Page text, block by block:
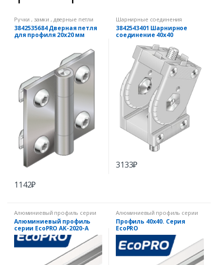
Ручки , замки , дверные петли
3842535684 Дверная петля
для профиля 20х20 мм
1142₽
Шарнирные соединения
3842543401 Шарнирное
соединение 40х40
3133₽
Алюминиевый профиль серии
EcoPRO
Алюминиевый профиль
серии EcoPRO AK-2020-A
Алюминиевый профиль серии
EcoPRO
Профиль 40х40. Серия
EcoPRO